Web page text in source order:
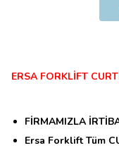
ERSA FORKLİFT
FİRMAMIZLA
Ersa Forklift Tüm